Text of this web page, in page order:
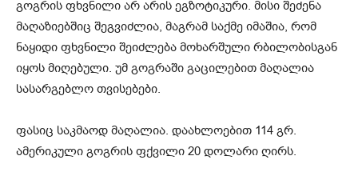
გოგრის ფხვნილი არ არის ეგზოტიკური. მისი შეძენა
მაღაზიებშიც შეგვიძლია, მაგრამ საქმე იმაშია, რომ
ნაყიდი ფხვნილი შეიძლება მოხარშული რბილობისგან
იყოს მიღებული. უმ გოგრაში გაცილებით მაღალია
სასარგებლო თვისებები.
ფასიც საკმაოდ მაღალია. დაახლოებით 114 გრ.
ამერიკული გოგრის ფქვილი 20 დოლარი ღირს.